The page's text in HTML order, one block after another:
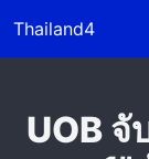
Thailand4
UOB จั